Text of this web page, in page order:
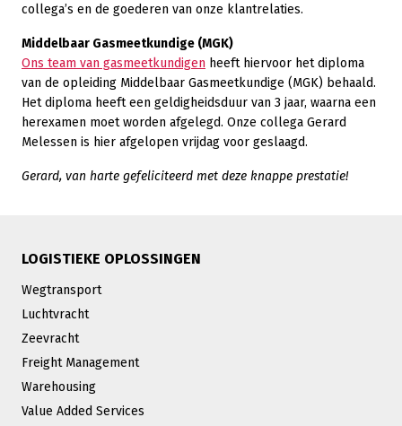
collega’s en de goederen van onze klantrelaties.
Middelbaar Gasmeetkundige (MGK)
Ons team van gasmeetkundigen heeft hiervoor het diploma
van de opleiding Middelbaar Gasmeetkundige (MGK) behaald.
Het diploma heeft een geldigheidsduur van 3 jaar, waarna een
herexamen moet worden afgelegd. Onze collega Gerard
Melessen is hier afgelopen vrijdag voor geslaagd.
Gerard, van harte gefeliciteerd met deze knappe prestatie!
LOGISTIEKE OPLOSSINGEN
Wegtransport
Luchtvracht
Zeevracht
Freight Management
Warehousing
Value Added Services